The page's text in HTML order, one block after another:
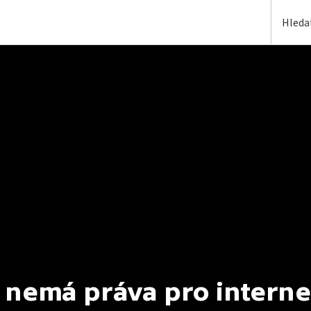
nemá práva pro